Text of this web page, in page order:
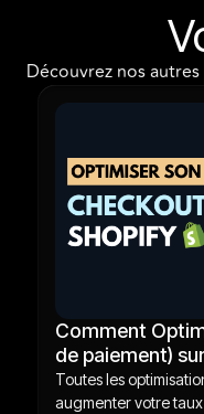
Découvrez nos
Comment
de paiement)
Toutes les
augmenter votre